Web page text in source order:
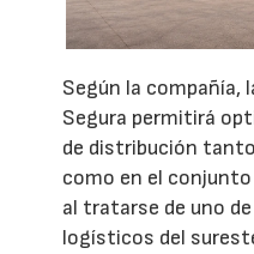
Según la compañía,
Segura permitirá
de distribución
como en el
al tratarse de uno
logísticos del